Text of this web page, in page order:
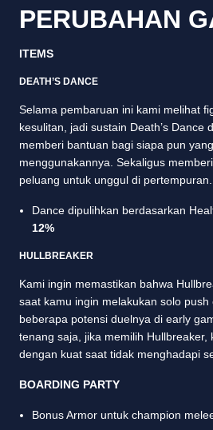
PERUBAHAN
ITEMS
DEATH’S DANCE
Selama pembaruan ini kami melihat
kesulitan, jadi sustain Death’s Dance
memberi bantuan bagi siapa pun
menggunakannya. Sekaligus
peluang untuk unggul di pertempuran.
Dance dipulihkan berdasarkan
12%
HULLBREAKER
Kami ingin memastikan bahwa
saat kamu ingin melakukan solo push
beberapa potensi duelnya di early
tenang saja, jika memilih Hullbreaker,
dengan kuat saat tidak menghadapi
BOARDING PARTY
Bonus Armor untuk champion